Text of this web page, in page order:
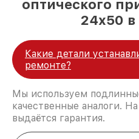
оптического
24x50
Какие детали
ремонте?
Мы используем
качественные аналоги.
выдаётся гарантия.